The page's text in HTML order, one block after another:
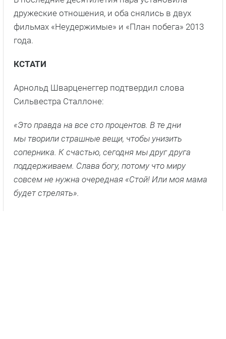
дружеские отношения, и оба снялись в двух
фильмах «Неудержимые» и «План побега» 2013
года.
КСТАТИ
Арнольд Шварценеггер подтвердил слова
Сильвестра Сталлоне:
«Это правда на все сто процентов. В те дни
мы творили страшные вещи, чтобы унизить
соперника. К счастью, сегодня мы друг друга
поддерживаем. Слава богу, потому что миру
совсем не нужна очередная «Стой! Или моя мама
будет стрелять».